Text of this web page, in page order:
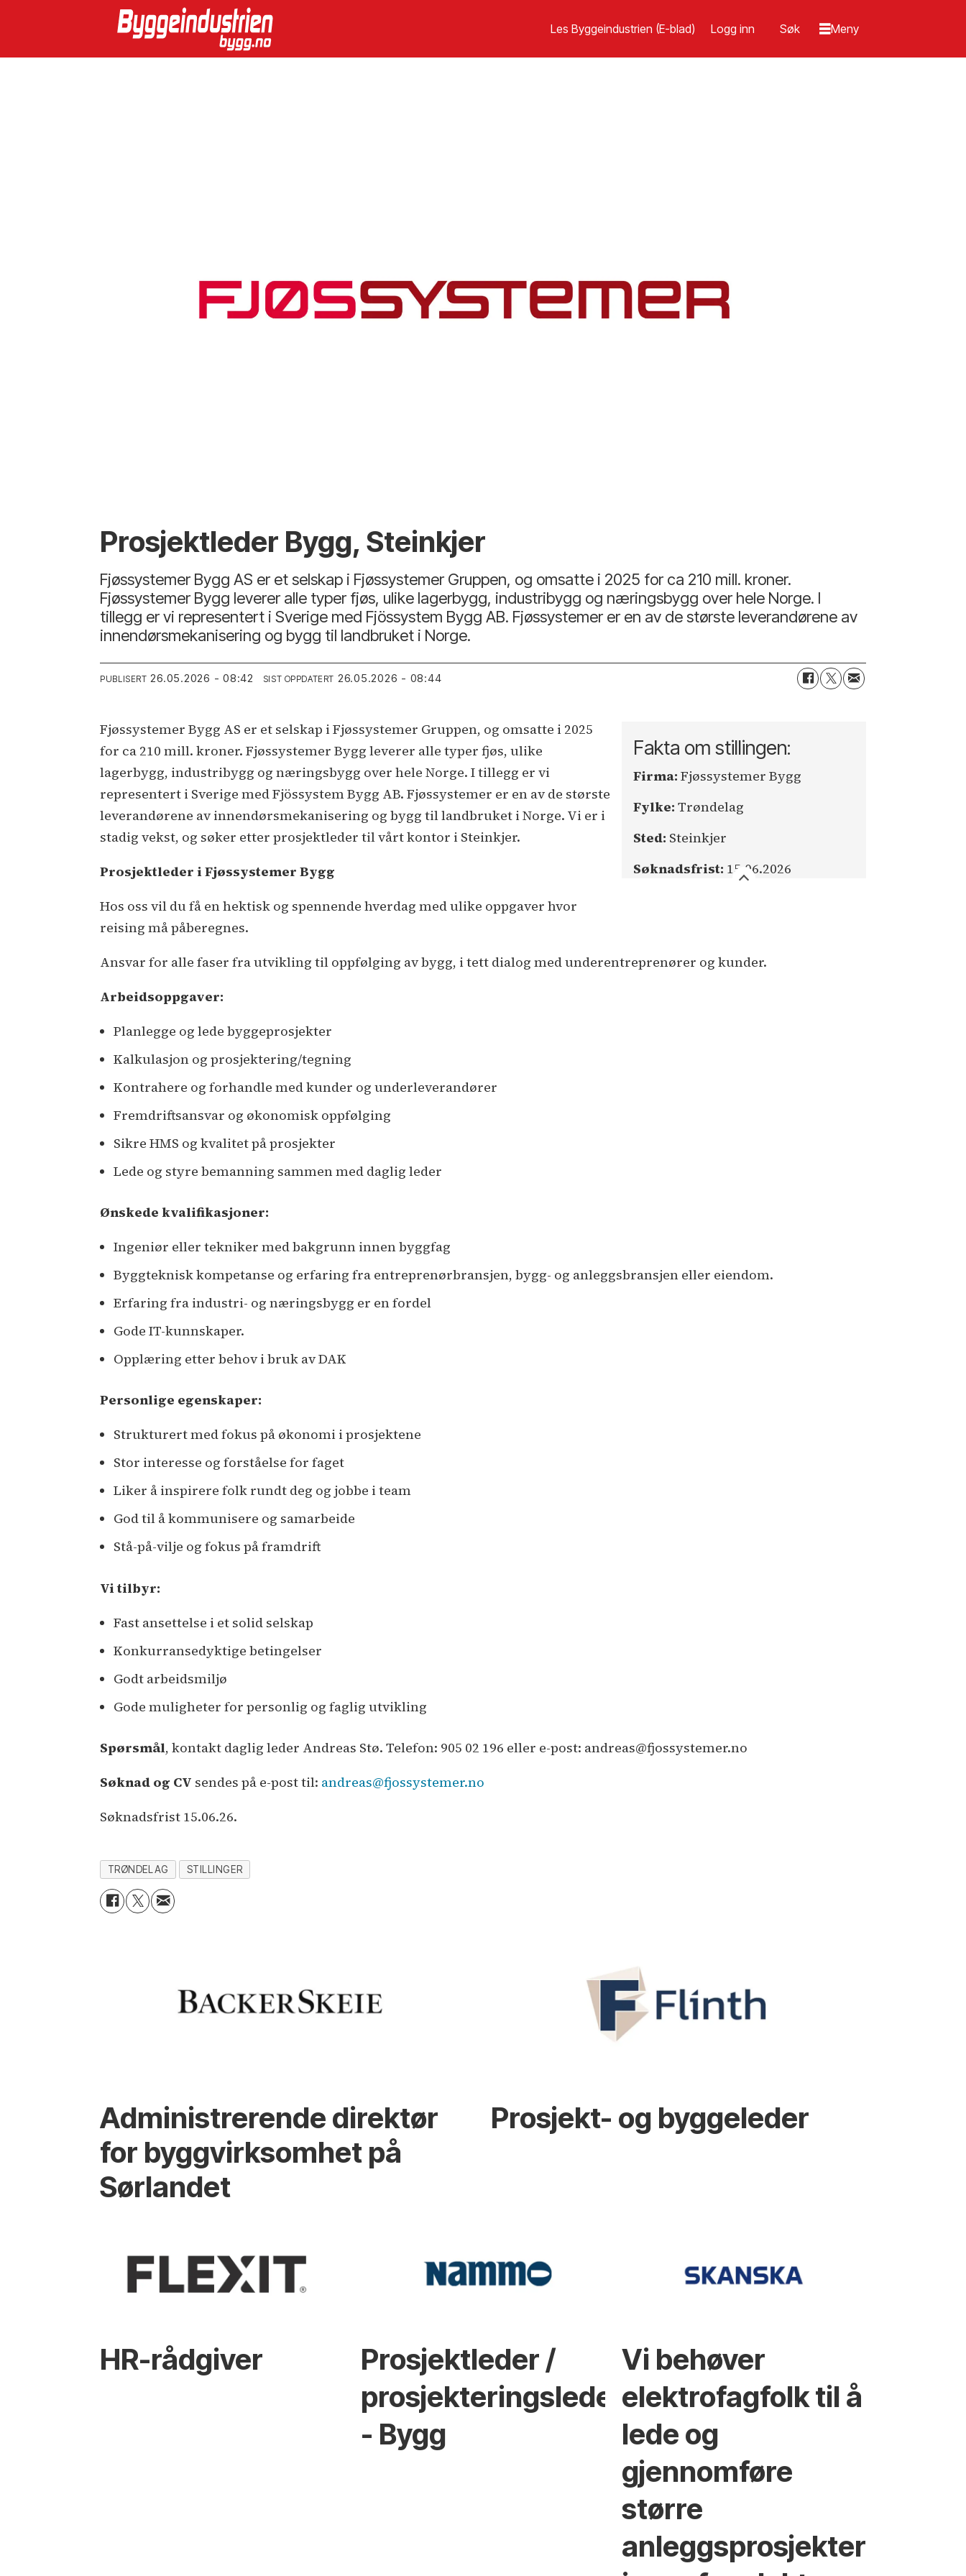
Les Byggeindustrien (E-blad) Logg inn
Prosjektleder Bygg, Steinkjer
Fjøssystemer Bygg AS er et selskap i Fjøssystemer Gruppen, og omsatte i 2025 for ca 210 mill. kroner.
Fjøssystemer Bygg leverer alle typer fjøs, ulike lagerbygg, industribygg og næringsbygg over hele Norge. I
tillegg er vi representert i Sverige med Fjössystem Bygg AB. Fjøssystemer er en av de største leverandørene av
innendørsmekanisering og bygg til landbruket i Norge.
PUBLISERT 26.05.2026 - 08:42 SIST OPPDATERT 26.05.2026 - 08:44
Fakta om stillingen:
Firma: Fjøssystemer Bygg
Fylke: Trøndelag
Sted: Steinkjer
Søknadsfrist: 15.06.2026
Fjøssystemer Bygg AS er et selskap i Fjøssystemer Gruppen, og omsatte i 2025
for ca 210 mill. kroner. Fjøssystemer Bygg leverer alle typer fjøs, ulike
lagerbygg, industribygg og næringsbygg over hele Norge. I tillegg er vi
representert i Sverige med Fjössystem Bygg AB. Fjøssystemer er en av de største
leverandørene av innendørsmekanisering og bygg til landbruket i Norge. Vi er i
stadig vekst, og søker etter prosjektleder til vårt kontor i Steinkjer.
Prosjektleder i Fjøssystemer Bygg
Hos oss vil du få en hektisk og spennende hverdag med ulike oppgaver hvor
reising må påberegnes.
Ansvar for alle faser fra utvikling til oppfølging av bygg, i tett dialog med underentreprenører og kunder.
Arbeidsoppgaver:
Planlegge og lede byggeprosjekter
Kalkulasjon og prosjektering/tegning
Kontrahere og forhandle med kunder og underleverandører
Fremdriftsansvar og økonomisk oppfølging
Sikre HMS og kvalitet på prosjekter
Lede og styre bemanning sammen med daglig leder
Ønskede kvalifikasjoner:
Ingeniør eller tekniker med bakgrunn innen byggfag
Byggteknisk kompetanse og erfaring fra entreprenørbransjen, bygg- og anleggsbransjen eller eiendom.
Erfaring fra industri- og næringsbygg er en fordel
Gode IT-kunnskaper.
Opplæring etter behov i bruk av DAK
Personlige egenskaper:
Strukturert med fokus på økonomi i prosjektene
Stor interesse og forståelse for faget
Liker å inspirere folk rundt deg og jobbe i team
God til å kommunisere og samarbeide
Stå-på-vilje og fokus på framdrift
Vi tilbyr:
Fast ansettelse i et solid selskap
Konkurransedyktige betingelser
Godt arbeidsmiljø
Gode muligheter for personlig og faglig utvikling
Spørsmål, kontakt daglig leder Andreas Stø. Telefon: 905 02 196 eller e-post: andreas@fjossystemer.no
Søknad og CV sendes på e-post til: andreas@fjossystemer.no
Søknadsfrist 15.06.26.
TRØNDELAG STILLINGER
Administrerende direktør
for byggvirksomhet på
Sørlandet
Prosjekt- og byggeleder
HR-rådgiver
Prosjektleder /
prosjekteringsleder
- Bygg
Vi behøver
elektrofagfolk til å
lede og
gjennomføre
større
anleggsprosjekter